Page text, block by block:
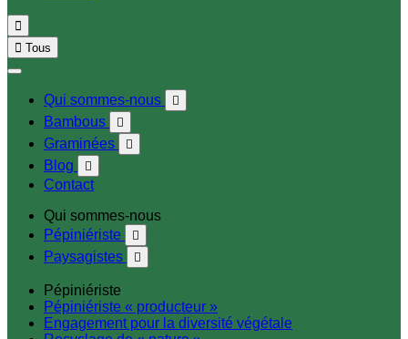

 Tous
Qui sommes-nous 
Bambous 
Graminées 
Blog 
Contact
Qui sommes-nous
Pépiniériste

Paysagistes 
Pépiniériste
Pépiniériste « producteur »
Engagement pour la diversité végétale